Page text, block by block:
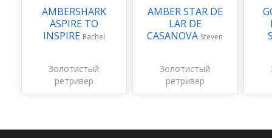
AMBERSHARK
ASPIRE TO
INSPIRE Rachel
Золотистый
ретривер
AMBER STAR DE
LAR DE
CASANOVA Steven
Золотистый
ретривер